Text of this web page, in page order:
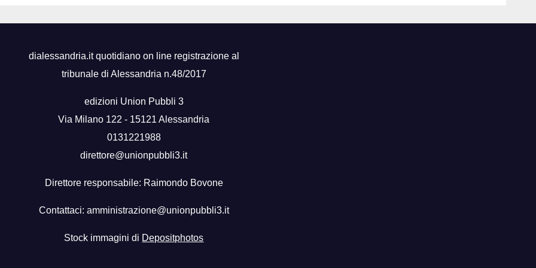
dialessandria.it quotidiano on line registrazione al
tribunale di Alessandria n.48/2017
edizioni Union Pubbli 3
Via Milano 122 - 15121 Alessandria
0131221988
direttore@unionpubbli3.it
Direttore responsabile: Raimondo Bovone
Contattaci: amministrazione@unionpubbli3.it
Stock immagini di Depositphotos